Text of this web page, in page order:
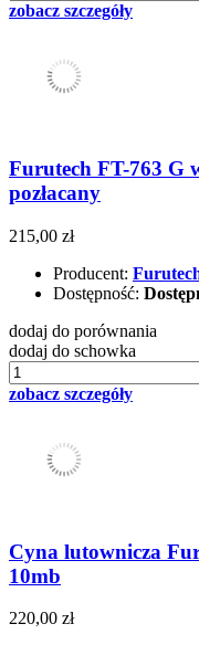
zobacz szczegóły
Furutech FT-763 G
pozłacany
215,00 zł
Producent:
Dostępność:
dodaj do porównania
dodaj do schowka
zobacz szczegóły
Cyna lutownicza
10mb
220,00 zł